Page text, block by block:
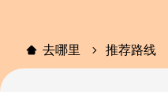
去哪里 推荐路线